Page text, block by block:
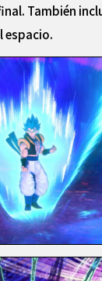
También
espacio.